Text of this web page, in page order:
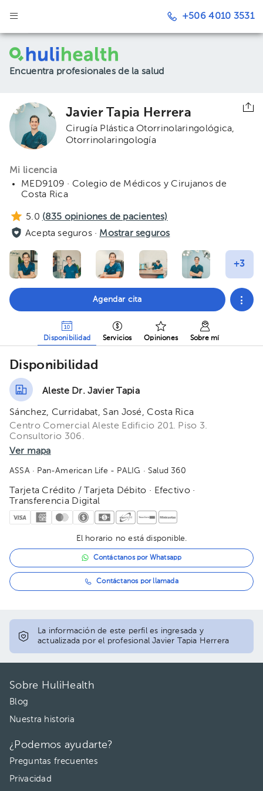
+506 4010 3531
Encuentra profesionales de la salud
Javier Tapia Herrera
Cirugía Plástica Otorrinolaringológica
Otorrinolaringología
Mi licencia
MED9109 · Colegio de Médicos y Cirujanos de
Costa Rica
5.0 (835 opiniones de pacientes)
Acepta seguros · Mostrar seguros
Agendar cita
Disponibilidad Servicios Opiniones Sobre mí
Disponibilidad
Aleste Dr. Javier Tapia
Sánchez, Curridabat, San José, Costa Rica
Centro Comercial Aleste Edificio 201. Piso 3.
Consultorio 306.
Ver mapa
ASSA· Pan-American Life - PALIG · Salud 360
Tarjeta Crédito / Tarjeta Débito · Efectivo ·
Transferencia Digital
El horario no está disponible.
Contáctanos por Whatsapp
Contáctanos por llamada
La información de este perfil es ingresada y
actualizada por el profesional Javier Tapia Herrera
Sobre HuliHealth
Blog
Nuestra historia
¿Podemos ayudarte?
Preguntas frecuentes
Privacidad